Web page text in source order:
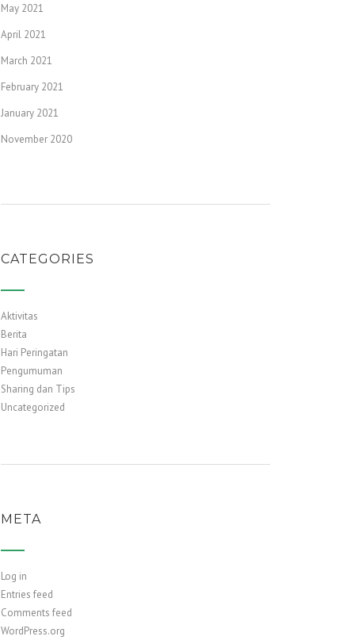
May 2021
April 2021
March 2021
February 2021
January 2021
November 2020
CATEGORIES
Aktivitas
Berita
Hari Peringatan
Pengumuman
Sharing dan Tips
Uncategorized
META
Log in
Entries feed
Comments feed
WordPress.org